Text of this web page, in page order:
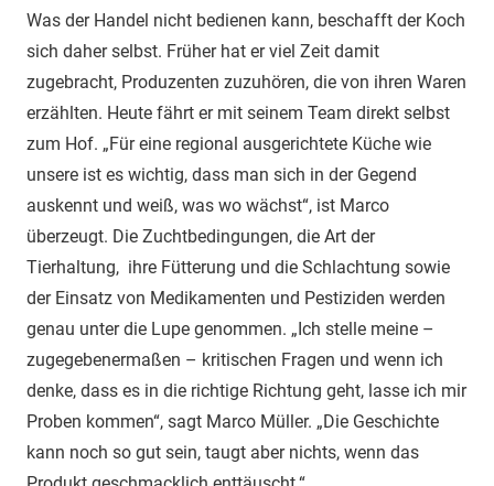
Was der Handel nicht bedienen kann, beschafft der Koch
sich daher selbst. Früher hat er viel Zeit damit
zugebracht, Produzenten zuzuhören, die von ihren Waren
erzählten. Heute fährt er mit seinem Team direkt selbst
zum Hof. „Für eine regional ausgerichtete Küche wie
unsere ist es wichtig, dass man sich in der Gegend
auskennt und weiß, was wo wächst“, ist Marco
überzeugt. Die Zuchtbedingungen, die Art der
Tierhaltung, ihre Fütterung und die Schlachtung sowie
der Einsatz von Medikamenten und Pestiziden werden
genau unter die Lupe genommen. „Ich stelle meine –
zugegebenermaßen – kritischen Fragen und wenn ich
denke, dass es in die richtige Richtung geht, lasse ich mir
Proben kommen“, sagt Marco Müller. „Die Geschichte
kann noch so gut sein, taugt aber nichts, wenn das